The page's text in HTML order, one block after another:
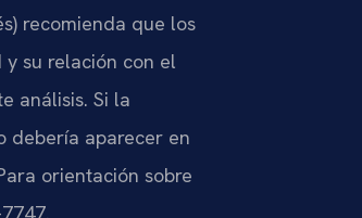
recomienda que los
su relación con el
análisis. Si la
debería aparecer en
orientación sobre